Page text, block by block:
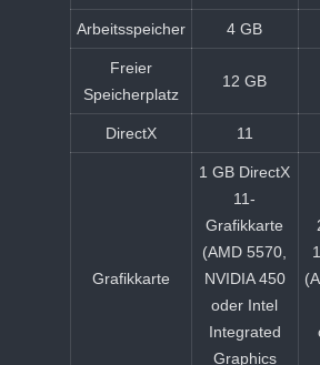
Arbeitsspeicher 4 GB
Freier
Speicherplatz
12 GB
DirectX 11
Grafikkarte
1 GB DirectX
11-
Grafikkarte
(AMD 5570,
NVIDIA 450
oder Intel
Integrated
Graphics